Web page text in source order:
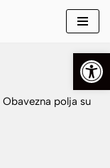
Obavezna polja su